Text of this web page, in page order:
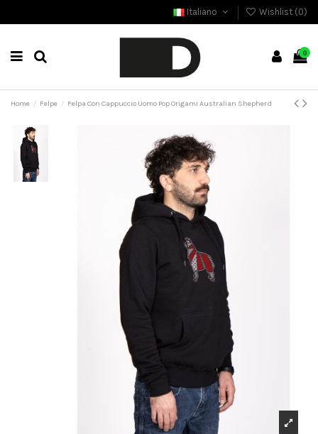
Italiano Wishlist (0)
0
Home Felpe Felpa Con Cappuccio Uomo Pop Origami Australian Shepherd